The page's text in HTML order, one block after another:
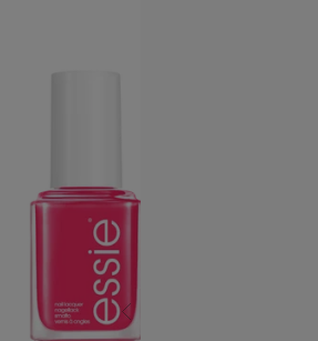
siguiente diapositiva